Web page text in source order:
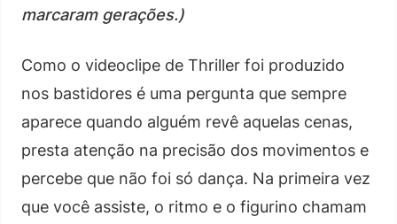
marcaram gerações.)
Como o videoclipe de Thriller foi produzido
nos bastidores é uma pergunta que sempre
aparece quando alguém revê aquelas cenas,
presta atenção na precisão dos movimentos e
percebe que não foi só dança. Na primeira vez
que você assiste, o ritmo e o figurino chamam